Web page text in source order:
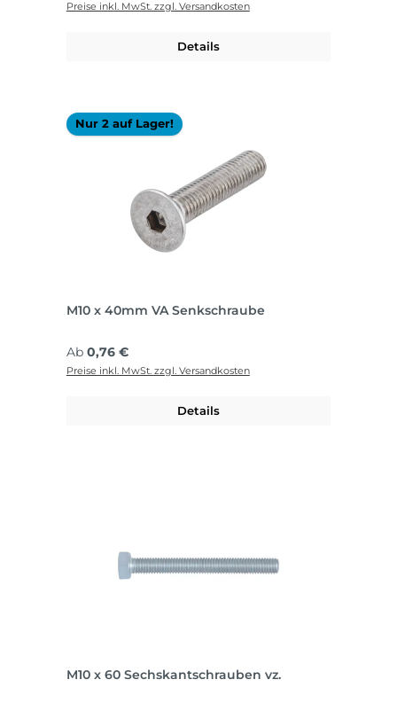
Preise inkl. MwSt. zzgl. Versandkosten
Details
Nur 2 auf Lager!
M10 x 40mm VA Senkschraube
Regulärer Preis:
Ab 0,76 €
Preise inkl. MwSt. zzgl. Versandkosten
Details
M10 x 60 Sechskantschrauben vz.